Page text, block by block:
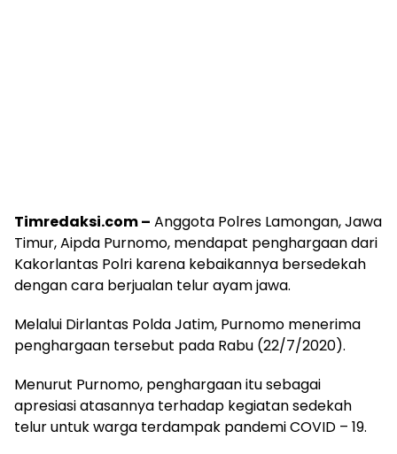
Timredaksi.com – Anggota Polres Lamongan, Jawa
Timur, Aipda Purnomo, mendapat penghargaan dari
Kakorlantas Polri karena kebaikannya bersedekah
dengan cara berjualan telur ayam jawa.
Melalui Dirlantas Polda Jatim, Purnomo menerima
penghargaan tersebut pada Rabu (22/7/2020).
Menurut Purnomo, penghargaan itu sebagai
apresiasi atasannya terhadap kegiatan sedekah
telur untuk warga terdampak pandemi COVID – 19.